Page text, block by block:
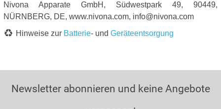
Nivona Apparate GmbH, Südwestpark 49, 90449,
NÜRNBERG, DE, www.nivona.com, info@nivona.com
Hinweise zur Batterie- und Geräteentsorgung
Newsletter abonnieren und keine Angebote